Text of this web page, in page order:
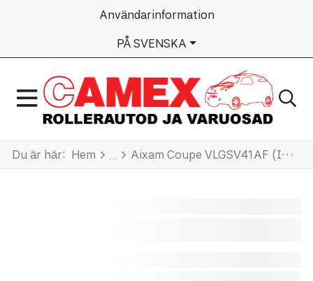
Användarinformation
VÄLJ DITT SPRÅK
PÅ SVENSKA
Du är här: Hem Aixam Coupe VLGSV41AF (Impulsion)